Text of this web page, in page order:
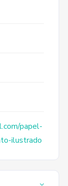
papel-
ilustrado